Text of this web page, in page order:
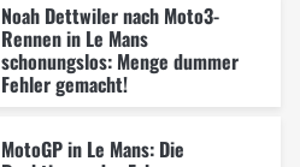
Noah Dettwiler nach Moto3-
Rennen in Le Mans
schonungslos: Menge dummer
Fehler gemacht!
MotoGP in Le Mans: Die